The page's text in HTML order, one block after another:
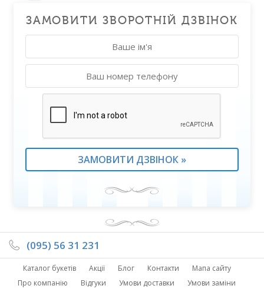
ЗАМОВИТИ ЗВОРОТНІЙ ДЗВІНОК
(095) 56 31 231
Каталог букетів Акції Блог Контакти
Мапа сайту
Про компанію
Відгуки Умови доставки Умови заміни